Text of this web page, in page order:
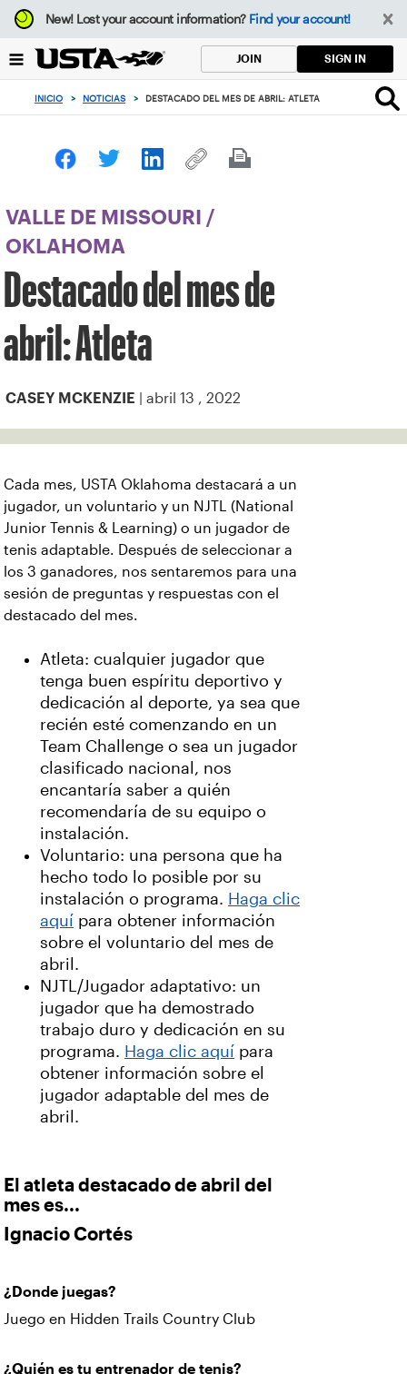
Enfoque
desde
botón
volver
principio
New!Lost your account information? Find your account!
JOIN SIGN IN
INICIO > NOTICIAS > DESTACADO DEL MES DE ABRIL: ATLETA
VALLE DE MISSOURI
/
OKLAHOMA
Destacado del mes de
abril: Atleta
CASEY MCKENZIE | abril 13 , 2022
Cada mes, USTA Oklahoma destacará a un
jugador, un voluntario y un NJTL (National
Junior Tennis & Learning) o un jugador de
tenis adaptable. Después de seleccionar a
los 3 ganadores, nos sentaremos para una
sesión de preguntas y respuestas con el
destacado del mes.
Atleta: cualquier jugador que
tenga buen espíritu deportivo y
dedicación al deporte, ya sea que
recién esté comenzando en un
Team Challenge o sea un jugador
clasificado nacional, nos
encantaría saber a quién
recomendaría de su equipo o
instalación.
Voluntario: una persona que ha
hecho todo lo posible por su
instalación o programa. Haga clic
aquí para obtener información
sobre el voluntario del mes de
abril.
NJTL/Jugador adaptativo: un
jugador que ha demostrado
trabajo duro y dedicación en su
programa. Haga clic aquí para
obtener información sobre el
jugador adaptable del mes de
abril.
El atleta destacado de abril del
mes es...
Ignacio Cortés
¿Donde juegas?
Juego en Hidden Trails Country Club
¿Quién es tu entrenador de tenis?